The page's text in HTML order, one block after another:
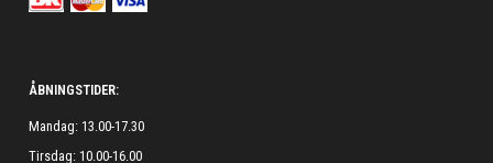
ÅBNINGSTIDER:
Mandag: 13.00-17.30
Tirsdag: 10.00-16.00